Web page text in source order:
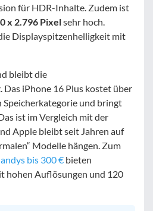
für HDR-Inhalte. Zudem ist
x 2.796 Pixelsehr hoch.
Displayspitzenhelligkeit mit
bleibt die
iPhone 16 Plus kostet über
Speicherkategorie und bringt
ist im Vergleich mit der
Apple bleibt seit Jahren auf
Modelle hängen. Zum
bis 300 € bieten
hohen Auflösungen und 120